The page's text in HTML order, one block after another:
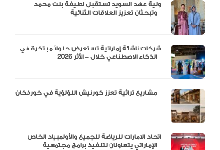
ولية عهد السويد تستقبل لطيفة بنت محمد
شركات ناشئة إماراتية تستعرض حلولاً مبتكرة في
اتحاد الامارات للرياضة للجميع والأولمبياد الخاص